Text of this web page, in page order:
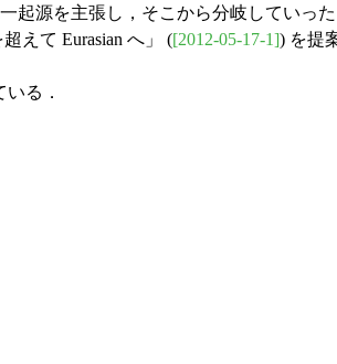
起源を主張し，そこから分岐していっ
えて Eurasian へ」 ([2012-05-17-1]) を提
る．